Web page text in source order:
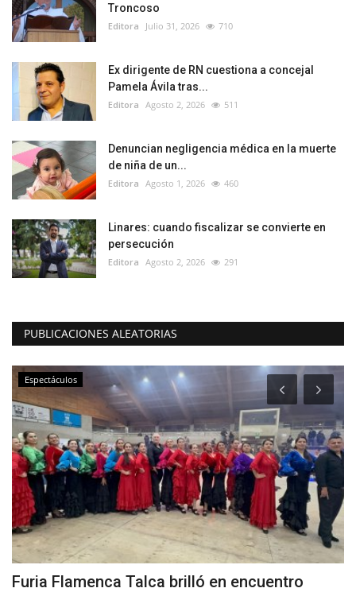
Troncoso
Editora Julio 31, 2026 710
Ex dirigente de RN cuestiona a concejal
Pamela Ávila tras...
Editora Agosto 2, 2026 511
Denuncian negligencia médica en la muerte
de niña de un...
Editora Agosto 1, 2026 460
Linares: cuando fiscalizar se convierte en
persecución
Editora Agosto 2, 2026 291
PUBLICACIONES ALEATORIAS
Espectáculos
Furia Flamenca Talca brilló en encuentro